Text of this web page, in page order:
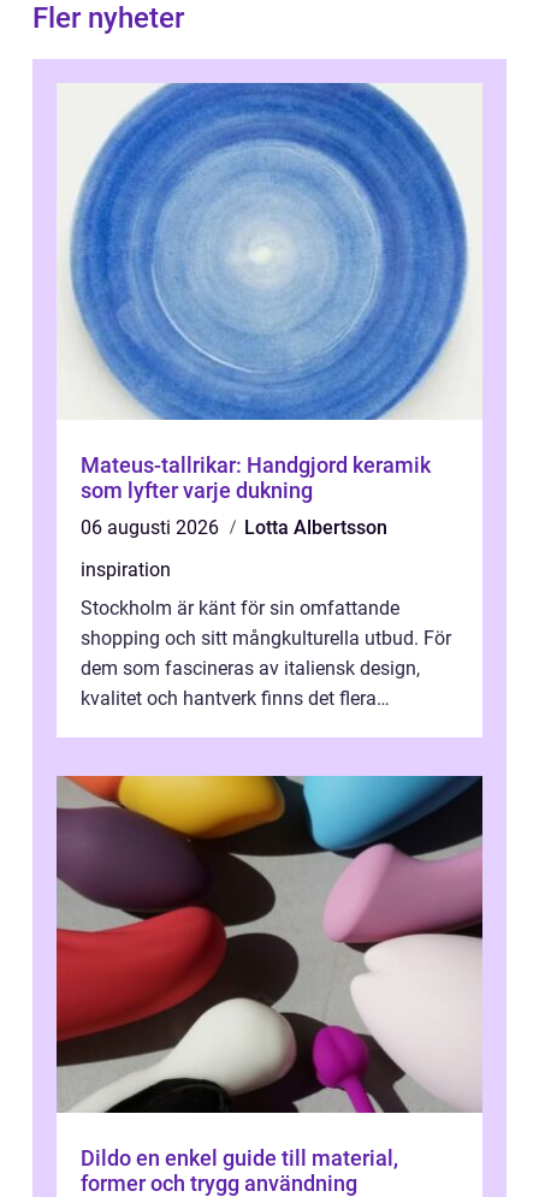
Fler nyheter
Mateus-tallrikar: Handgjord keramik
som lyfter varje dukning
06 augusti 2026
Lotta Albertsson
inspiration
Stockholm är känt för sin omfattande
shopping och sitt mångkulturella utbud. För
dem som fascineras av italiensk design,
kvalitet och hantverk finns det flera
Dildo en enkel guide till material,
former och trygg användning